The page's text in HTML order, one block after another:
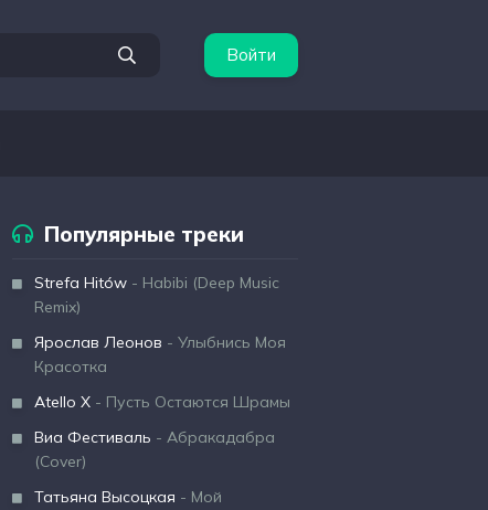
Войти
Популярные треки
Strefa Hitów - Habibi (Deep Music
Remix)
Ярослав Леонов - Улыбнись Моя
Красотка
Atello X - Пусть Остаются Шрамы
Виа Фестиваль - Абракадабра
(Cover)
Татьяна Высоцкая - Мой